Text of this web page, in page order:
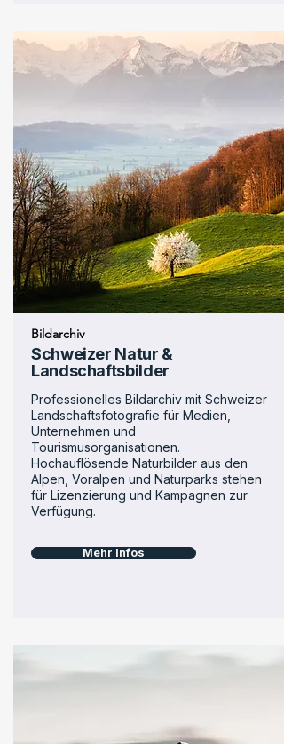
Bildarchiv
Schweizer Natur &
Landschaftsbilder
Professionelles Bildarchiv mit Schweizer
Landschaftsfotografie für Medien,
Unternehmen und
Tourismusorganisationen.
Hochauflösende Naturbilder aus den
Alpen, Voralpen und Naturparks stehen
für Lizenzierung und Kampagnen zur
Verfügung.
Mehr Infos